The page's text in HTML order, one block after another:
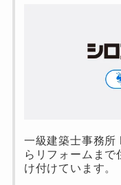
一級建築士事務所
らリフォームま
け付けています。